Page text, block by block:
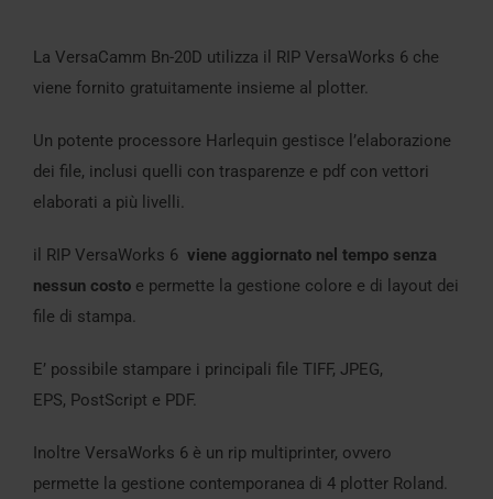
La VersaCamm Bn-20D utilizza il RIP VersaWorks 6 che
viene fornito gratuitamente insieme al plotter.
Un potente processore Harlequin gestisce l’elaborazione
dei file, inclusi quelli con trasparenze e pdf con vettori
elaborati a più livelli.
il RIP VersaWorks 6 viene aggiornato nel tempo senza
nessun costo e permette la gestione colore e di layout dei
file di stampa.
E’ possibile stampare i principali file TIFF, JPEG,
EPS, PostScript e PDF.
Inoltre VersaWorks 6 è un rip multiprinter, ovvero
permette la gestione contemporanea di 4 plotter Roland.